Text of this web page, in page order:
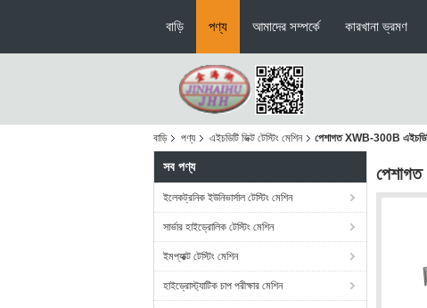
বাড়ি পণ্য আমাদের সম্পর্কে কারখানা ভ্রমণ
বাড়ি পণ্য এইচডিটি ভিক্ট টেস্টিং মেশিন পেশাগত XWB-300B এইচডিটি
সব পণ্য
ইলেকট্রনিক ইউনিভার্সাল টেস্টিং মেশিন
সার্ভার হাইড্রোলিক টেস্টিং মেশিন
ইমপ্যাক্ট টেস্টিং মেশিন
হাইড্রোস্ট্যাটিক চাপ পরীক্ষার মেশিন